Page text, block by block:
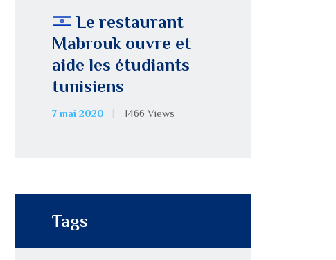
Le restaurant
Mabrouk ouvre et
aide les étudiants
tunisiens
7 mai 2020 1466 Views
Tags